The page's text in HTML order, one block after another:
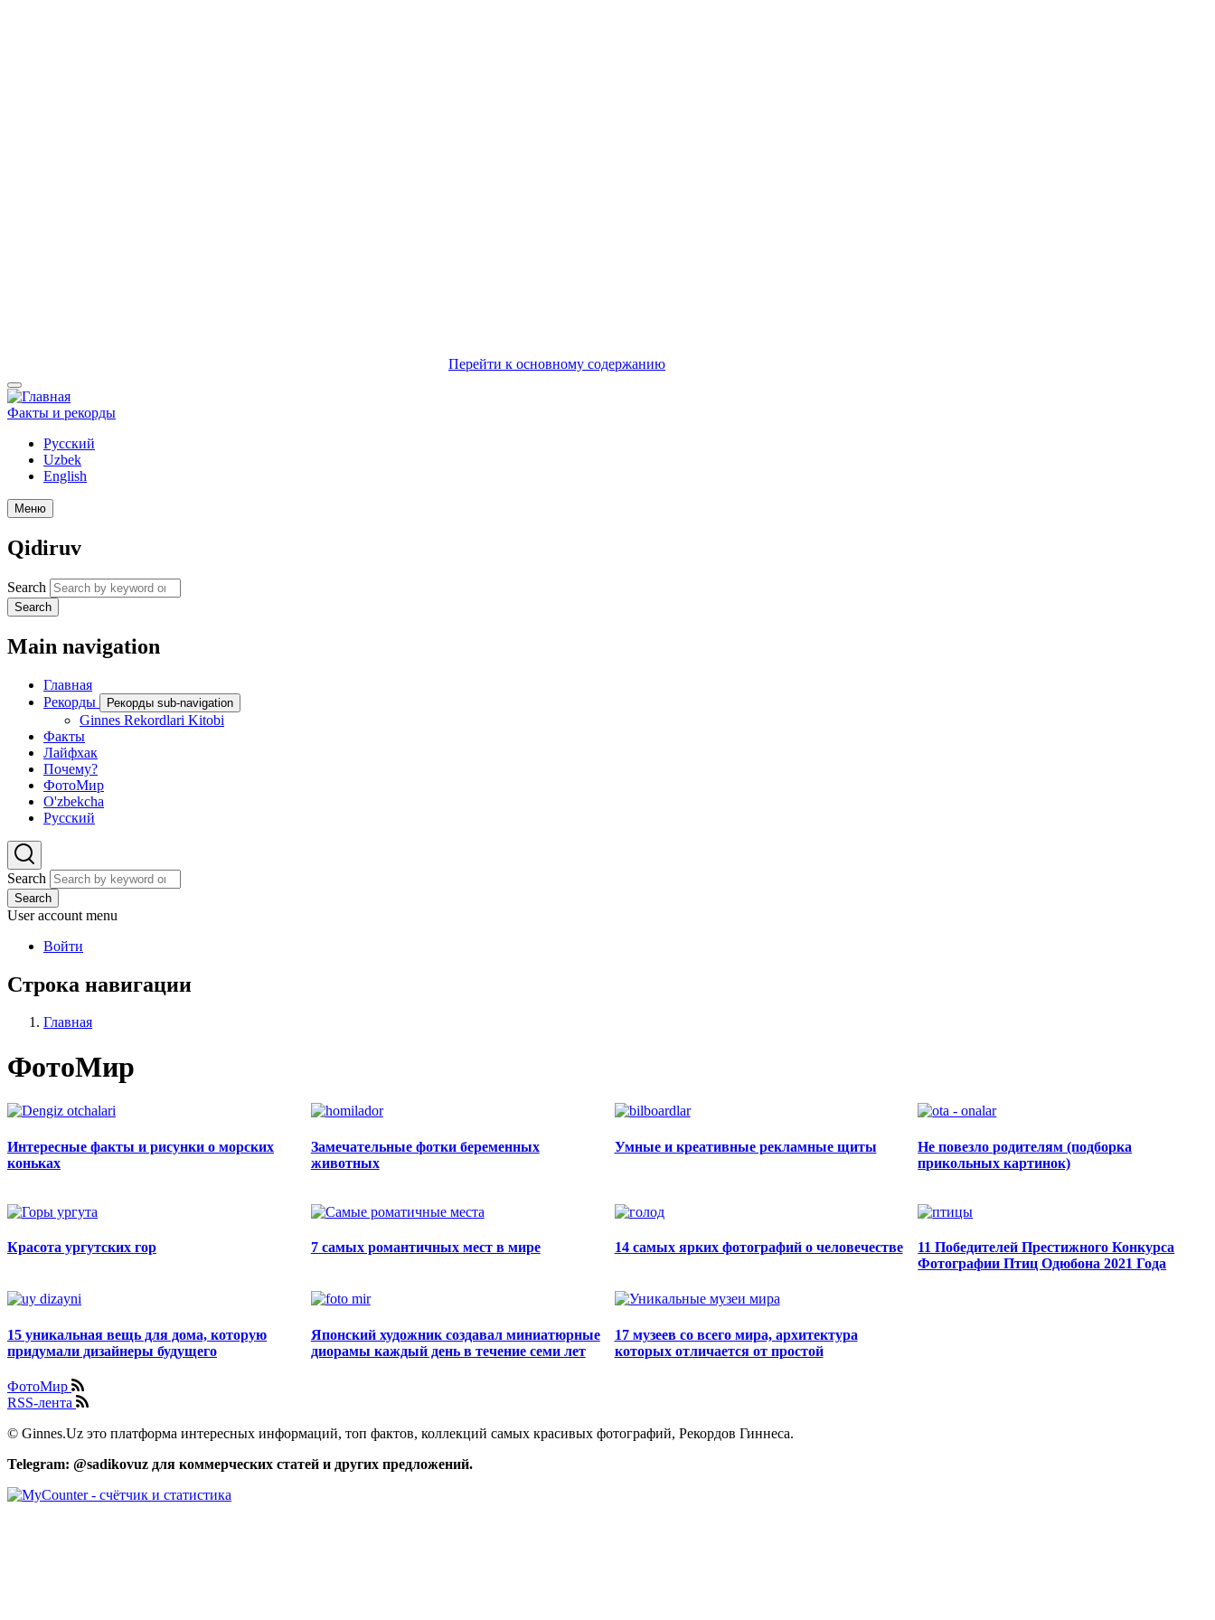
Перейти к основному содержанию
Факты и рекорды
Русский
Uzbek
English
Меню
Qidiruv
Search
Search
Main navigation
Главная
Рекорды
Рекорды sub-navigation
Ginnes Rekordlari Kitobi
Факты
Лайфхак
Почему?
ФотоМир
O'zbekcha
Русский
Search
Search
User account menu
Войти
Строка навигации
Главная
ФотоМир
Интересные факты и рисунки о морских
коньках
Замечательные фотки беременных
животных
Умные и креативные рекламные щиты
Не повезло родителям (подборка
прикольных картинок)
Красота ургутских гор 7 самых романтичных мест в мире 14 самых ярких фотографий о человечестве
11 Победителей Престижного Конкурса
Фотографии Птиц Одюбона 2021 Года
15 уникальная вещь для дома, которую
придумали дизайнеры будущего
Японский художник создавал миниатюрные
диорамы каждый день в течение семи лет
17 музеев со всего мира, архитектура
которых отличается от простой
ФотоМир
RSS-лента
© Ginnes.Uz это платформа интересных информаций, топ фактов, коллекций самых красивых фотографий, Рекордов Гиннеса.
Telegram: @sadikovuz для коммерческих статей и других предложений.